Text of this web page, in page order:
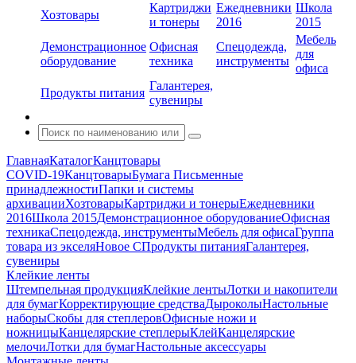
Хозтовары
Картриджи
и тонеры
Ежедневники
2016
Школа
2015
Демонстрационное
оборудование
Офисная
техника
Спецодежда,
инструменты
Мебель
для
офиса
Продукты питания
Галантерея,
сувениры
ГлавнаяКаталогКанцтовары
COVID-19КанцтоварыБумага Письменные
принадлежностиПапки и системы
архивацииХозтоварыКартриджи и тонерыЕжедневники
2016Школа 2015Демонстрационное оборудованиеОфисная
техникаСпецодежда, инструментыМебель для офисаГруппа
товара из экселяНовое СПродукты питанияГалантерея,
сувениры
Клейкие ленты
Штемпельная продукцияКлейкие лентыЛотки и накопители
для бумагКорректирующие средстваДыроколыНастольные
наборыСкобы для степлеровОфисные ножи и
ножницыКанцелярские степлерыКлейКанцелярские
мелочиЛотки для бумагНастольные аксессуары